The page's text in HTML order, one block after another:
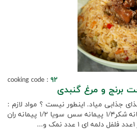
cooking code : ۹۲
برنج و مرغ گنبدی
جذابی میاد. اینطور نیست ؟ مواد لازم :
برنج طارم ساحل کنار ۴ پیمانه شکر۱/۴ پیمانه سس سویا ۱/۲ پیمانه ران